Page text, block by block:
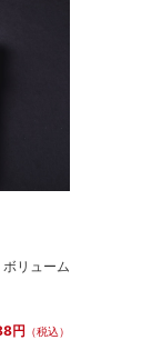
リューム
円 （税込）